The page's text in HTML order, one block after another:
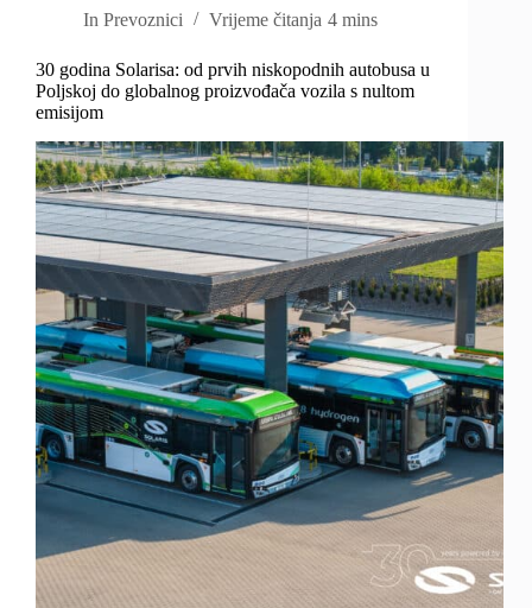
In Prevoznici Vrijeme čitanja 4 mins
30 godina Solarisa: od prvih niskopodnih autobusa u
Poljskoj do globalnog proizvođača vozila s nultom
emisijom